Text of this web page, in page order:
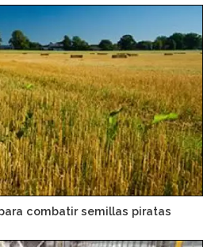
combatir semillas piratas